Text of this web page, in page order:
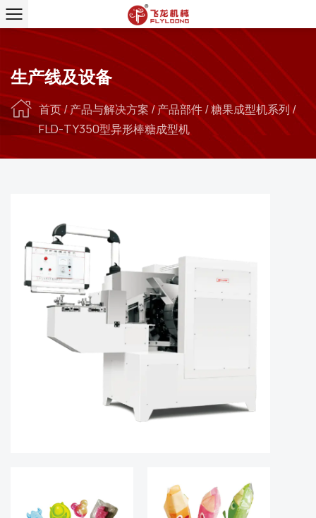
生产线及设备
首页/产品与解决方案/产品部件/糖果成型机系列/
FLD-TY350型异形棒糖成型机